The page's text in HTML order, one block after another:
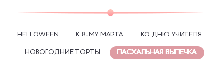
HELLOWEEN К 8-МУ МАРТА КО ДНЮ УЧИТЕЛЯ
НОВОГОДНИЕ ТОРТЫ ПАСХАЛЬНАЯ ВЫПЕЧКА